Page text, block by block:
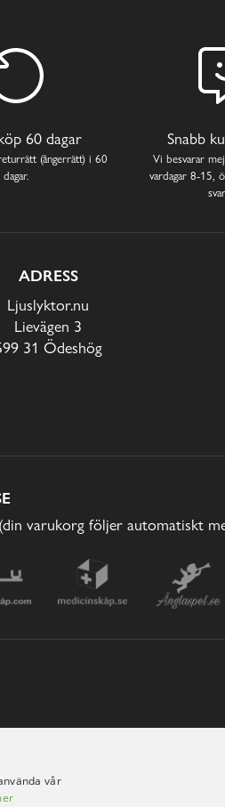
60 dagar
(ångerrätt) i 60
dagar.
Snabb
Vi besvarar
vardagar 8-15,
ADRESS
Ljuslyktor.nu
Lievägen 3
31 Ödeshög
varukorg följer automatiskt
vår